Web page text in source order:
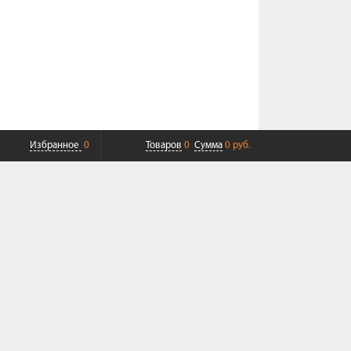
Избранное 0 Товаров 0 Сумма 0 руб.